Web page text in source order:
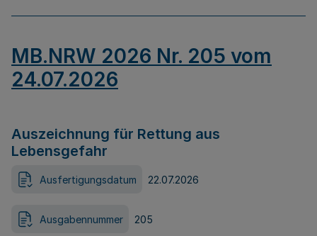
MB.NRW 2026 Nr. 205 vom
24.07.2026
Auszeichnung für Rettung aus
Lebensgefahr
Ausfertigungsdatum 22.07.2026
Ausgabennummer 205